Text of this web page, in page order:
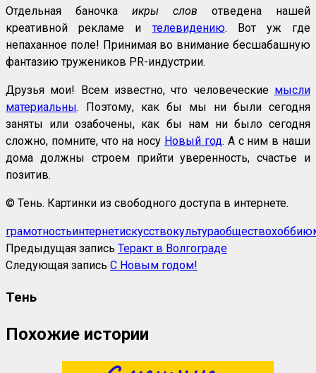
Отдельная баночка икры слов отведена нашей
креативной рекламе и телевидению. Вот уж где
непаханное поле! Принимая во внимание бесшабашную
фантазию тружеников PR-индустрии.
Друзья мои! Всем известно, что человеческие мысли
материальны. Поэтому, как бы мы ни были сегодня
заняты или озабочены, как бы нам ни было сегодня
сложно, помните, что на носу Новый год. А с ним в наши
дома должны строем прийти уверенность, счастье и
позитив.
© Тень. Картинки из свободного доступа в интернете.
грамотностьинтернетискусствокультураобществохобби
Предыдущая запись Теракт в Волгограде
Следующая запись С Новым годом!
Тень
Похожие истории